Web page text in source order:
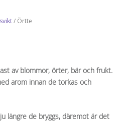
/ Örtte
av blommor, örter, bär och frukt.
arom innan de torkas och
längre de bryggs, däremot är det